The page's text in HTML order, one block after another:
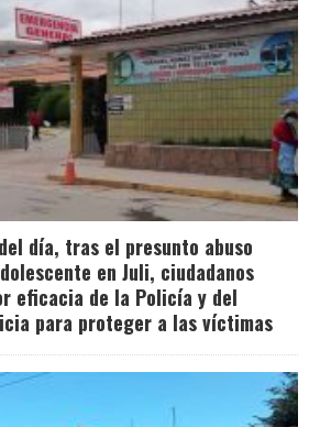
día, tras el presunto abuso
en Juli, ciudadanos
eficacia de la Policía y del
para proteger a las víctimas